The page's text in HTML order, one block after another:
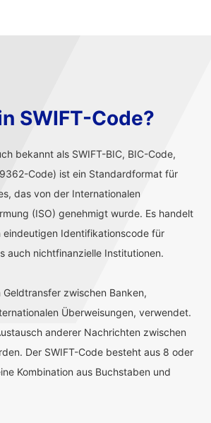
SWIFT-Code?
bekannt als SWIFT-BIC, BIC-Code,
Code) ist ein Standardformat für
das von der Internationalen
(ISO) genehmigt wurde. Es handelt
eindeutigen Identifikationscode für
auch nichtfinanzielle Institutionen.
zwischen Banken,
Überweisungen, verwendet.
anderer Nachrichten zwischen
Der SWIFT-Code besteht aus 8 oder
Kombination aus Buchstaben und